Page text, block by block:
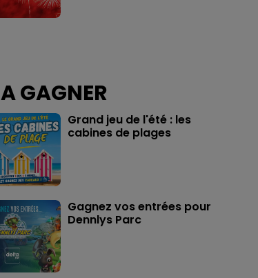
A GAGNER
Grand jeu de l'été : les
cabines de plages
Gagnez vos entrées pour
Dennlys Parc